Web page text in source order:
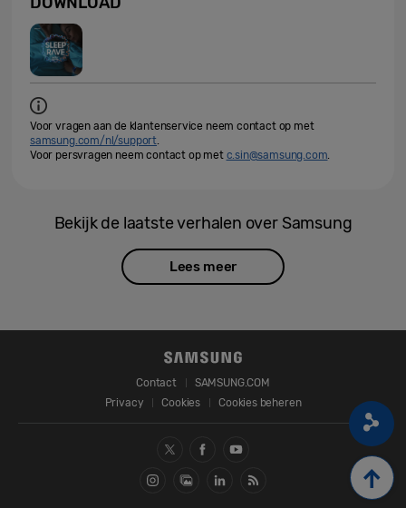
Voor vragen aan de klantenservice neem contact op met
samsung.com/nl/support.
Voor persvragen neem contact op met c.sin@samsung.com.
Bekijk de laatste verhalen over Samsung
Lees meer
Contact
SAMSUNG.COM
Privacy
Cookies Cookies beheren